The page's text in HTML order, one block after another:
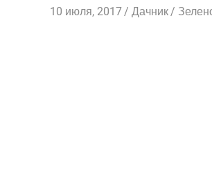
10 июля, 2017 Дачник